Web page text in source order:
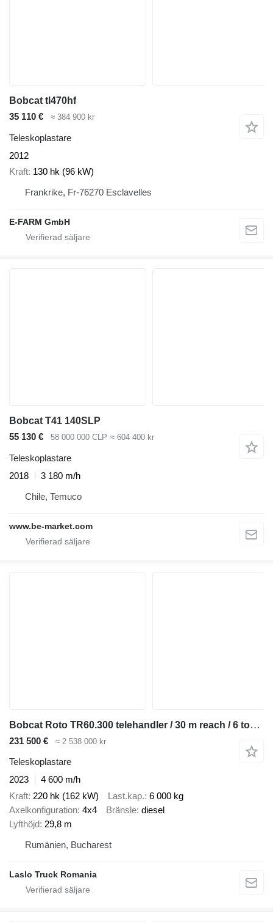
Bobcat tl470hf
35 110 €
≈ 384 900 kr
Teleskoplastare
2012
Kraft 130 hk (96 kW)
Frankrike, Fr-76270 Esclavelles
E-FARM GmbH
Bobcat T41 140SLP
55 130 €
58 000 000 CLP ≈ 604 400 kr
Teleskoplastare
2018
3 180 m/h
Chile, Temuco
www.be-market.com
Bobcat Roto TR60.300 telehandler / 30 m reach / 6 tons lift cap / 2023
231 500 € ≈ 2 538 000 kr
Teleskoplastare
2023
4 600 m/h
Kraft 220 hk (162 kW) Last.kap. 6 000 kg
Axelkonfiguration 4x4 Bränsle diesel
Lyfthöjd 29,8 m
Rumänien, Bucharest
Laslo Truck Romania